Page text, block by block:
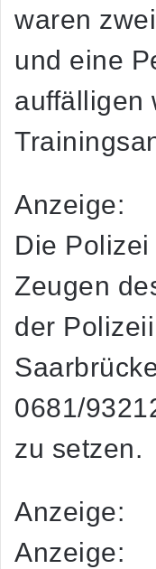
waren
und eine
auffälligen
Anzeige:
Die
Zeugen
der
0681/
zu setzen.
Anzeige:
Anzeige: